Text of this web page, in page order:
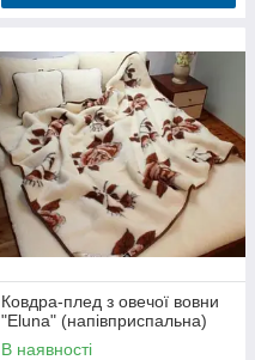
Ковдра-плед з овечої вовни
"Eluna" (напівприспальна)
В наявності